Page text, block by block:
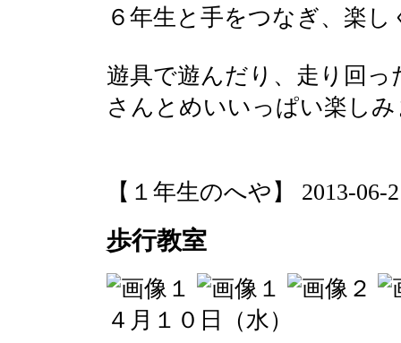
６年生と手をつなぎ、楽
遊具で遊んだり、走り回
さんとめいいっぱい楽し
【１年生のへや】 2013-06-
歩行教室
４月１０日（水）